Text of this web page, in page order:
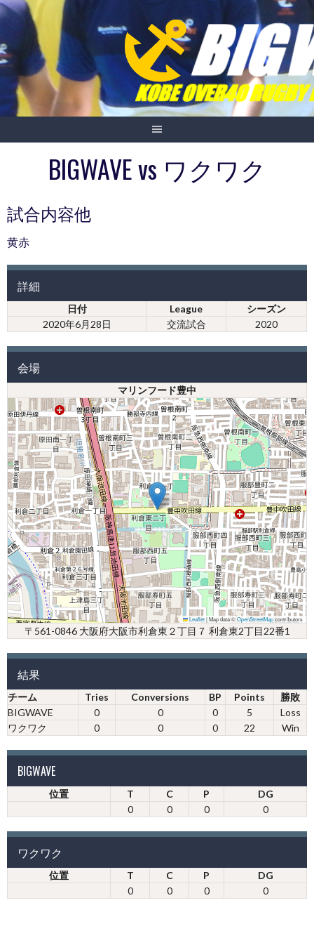
Skip
content
BIGWAVE vs ワクワク
試合内容他
黄赤
詳細
日付 League
シーズン
2020年6月28日
交流試合 2020
会場
マリンフード豊中
Leaflet|Map data ©OpenStreetMapcontributors
〒561-0846 大阪府大阪市利倉東２丁目７ 利倉東2丁目22番1
結果
チーム Tries Conversions BP Points
勝敗
BIGWAVE
0 0 0 5
Loss
ワクワク
0 0 0 22 Win
BIGWAVE
位置 T C P
DG
0
0 0 0
ワクワク
位置 T C P
DG
0
0 0 0